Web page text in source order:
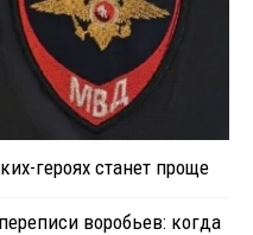
героях станет проще
воробьев: когда